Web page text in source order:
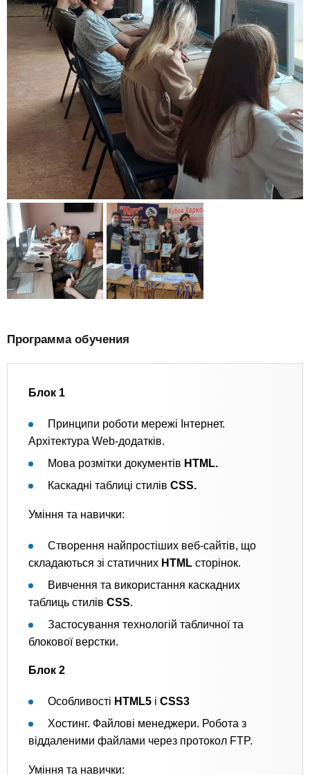
Программа обучения
Блок 1
Принципи роботи мережі Інтернет.
Архітектура Web-додатків.
Мова розмітки документів HTML.
Каскадні таблиці стилів CSS.
Уміння та навички:
Створення найпростіших веб-сайтів, що
складаються зі статичних HTML сторінок.
Вивчення та використання каскадних
таблиць стилів CSS.
Застосування технологій табличної та
блокової верстки.
Блок 2
Особливості HTML5 і CSS3
Хостинг. Файлові менеджери. Робота з
віддаленими файлами через протокол FTP.
Уміння та навички: